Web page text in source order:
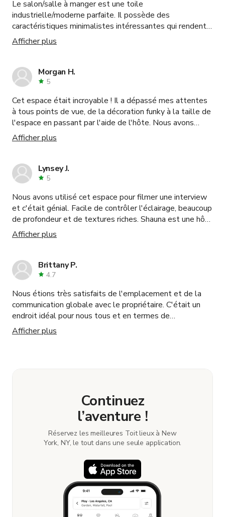
Le salon/salle à manger est une toile
industrielle/moderne parfaite. Il possède des
caractéristiques minimalistes intéressantes qui rendent
bien à la caméra et une abondance de lumière naturelle.
Le mobilier est facilement déplaçable et réarrangeable,
prises électriques, réparties uniformément dans l'espace.
J'espère sincèrement pouvoir filmer ici à nouveau.
Afficher plus
Morgan H.
5
Cet espace était incroyable ! Il a dépassé mes attentes
à tous points de vue, de la décoration funky à la taille de
l'espace en passant par l'aide de l'hôte. Nous avons
organisé un événement incroyable pour 20 personnes et
n'hésiterions pas à revenir.
Afficher plus
Lynsey J.
5
Nous avons utilisé cet espace pour filmer une interview
et c'était génial. Facile de contrôler l'éclairage, beaucoup
de profondeur et de textures riches. Shauna est une hôte
merveilleuse, toujours disponible et très accommodante.
Hautement recommandé pour tout événement ou
Afficher plus
Brittany P.
4.7
Nous étions très satisfaits de l'emplacement et de la
communication globale avec le propriétaire. C'était un
endroit idéal pour nous tous et en termes de
stationnement aussi, c'était parfait. Rien à redire !
Afficher plus
Continuez
l’aventure !
Réservez les meilleures Toit lieux à New
York, NY, le tout dans une seule application.